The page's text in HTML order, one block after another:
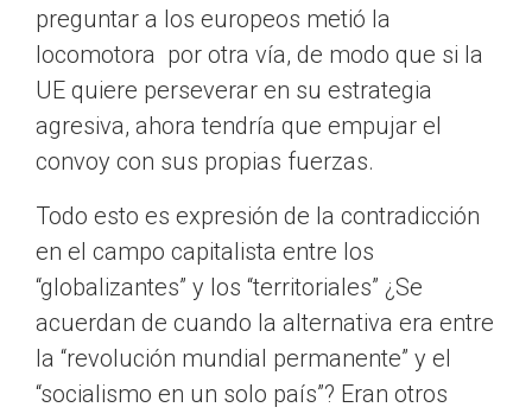
preguntar a los europeos metió la
locomotora por otra vía, de modo que si la
UE quiere perseverar en su estrategia
agresiva, ahora tendría que empujar el
convoy con sus propias fuerzas.
Todo esto es expresión de la contradicción
en el campo capitalista entre los
“globalizantes” y los “territoriales” ¿Se
acuerdan de cuando la alternativa era entre
la “revolución mundial permanente” y el
“socialismo en un solo país”? Eran otros